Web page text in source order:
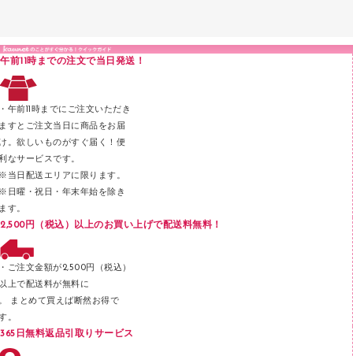
Ｚ式ファイル
２穴リフィル・２穴インデックス
印章用品
ラベル類
メンディングテープ
メッシュケース／ペンケース
フロアケース
ブックエンド／ブックスタンド
パンチ
はさみ
午前11時までの注文で当日発送！
午前11時までにご注文いただき
すとご注文当日に商品をお届
。欲しいものがすぐ届く！便
なサービスです。
当日配送エリアに限ります。
日曜・祝日・年末年始を除き
す。
2,500円（税込）以上のお買い上げで配送料無料！
ご注文金額が2,500円（税込）
上で配送料が無料に
まとめて買えば断然お得で
。
365日無料返品引取りサービス